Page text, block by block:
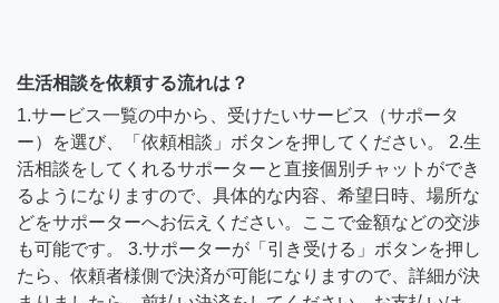
生活相談を依頼する流れは？
1.サービス一覧の中から、受けたいサービス（サポータ
ー）を選び、「依頼相談」ボタンを押してください。 2.生
活相談をしてくれるサポーターと直接個別チャットができ
るようになりますので、具体的な内容、希望日時、場所な
どをサポーターへお伝えください。ここで金額などの交渉
も可能です。 3.サポーターが「引き受ける」ボタンを押し
たら、依頼者様側で決済が可能になりますので、詳細が決